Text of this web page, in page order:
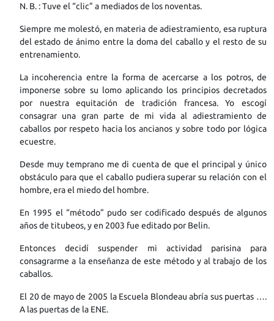
N. B. : Tuve el “clic” a mediados de los noventas.
Siempre me molestó, en materia de adiestramiento, esa ruptura
del estado de ánimo entre la doma del caballo y el resto de su
entrenamiento.
La incoherencia entre la forma de acercarse a los potros, de
imponerse sobre su lomo aplicando los principios decretados
por nuestra equitación de tradición francesa. Yo escogí
consagrar una gran parte de mi vida al adiestramiento de
caballos por respeto hacia los ancianos y sobre todo por lógica
ecuestre.
Desde muy temprano me di cuenta de que el principal y único
obstáculo para que el caballo pudiera superar su relación con el
hombre, era el miedo del hombre.
En 1995 el “método” pudo ser codificado después de algunos
años de titubeos, y en 2003 fue editado por Belin.
Entonces decidí suspender mi actividad parisina para
consagrarme a la enseñanza de este método y al trabajo de los
caballos.
El 20 de mayo de 2005 la Escuela Blondeau abría sus puertas ….
A las puertas de la ENE.